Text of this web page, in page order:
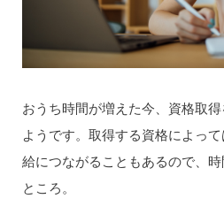
おうち時間が増えた今、資格取
ようです。取得する資格によっ
給につながることもあるので、
ところ。